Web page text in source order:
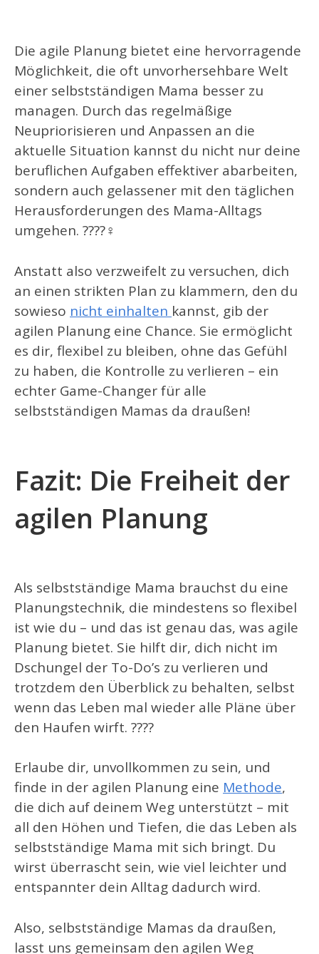
Die agile Planung bietet eine hervorragende
Möglichkeit, die oft unvorhersehbare Welt
einer selbstständigen Mama besser zu
managen. Durch das regelmäßige
Neupriorisieren und Anpassen an die
aktuelle Situation kannst du nicht nur deine
beruflichen Aufgaben effektiver abarbeiten,
sondern auch gelassener mit den täglichen
Herausforderungen des Mama-Alltags
umgehen. ????‍♀️
Anstatt also verzweifelt zu versuchen, dich
an einen strikten Plan zu klammern, den du
sowieso nicht einhalten kannst, gib der
agilen Planung eine Chance. Sie ermöglicht
es dir, flexibel zu bleiben, ohne das Gefühl
zu haben, die Kontrolle zu verlieren – ein
echter Game-Changer für alle
selbstständigen Mamas da draußen!
Fazit: Die Freiheit der
agilen Planung
Als selbstständige Mama brauchst du eine
Planungstechnik, die mindestens so flexibel
ist wie du – und das ist genau das, was agile
Planung bietet. Sie hilft dir, dich nicht im
Dschungel der To-Do’s zu verlieren und
trotzdem den Überblick zu behalten, selbst
wenn das Leben mal wieder alle Pläne über
den Haufen wirft. ????️
Erlaube dir, unvollkommen zu sein, und
finde in der agilen Planung eine Methode,
die dich auf deinem Weg unterstützt – mit
all den Höhen und Tiefen, die das Leben als
selbstständige Mama mit sich bringt. Du
wirst überrascht sein, wie viel leichter und
entspannter dein Alltag dadurch wird.
Also, selbstständige Mamas da draußen,
lasst uns gemeinsam den agilen Weg